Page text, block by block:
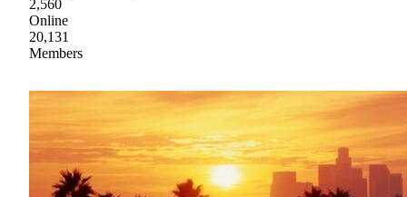
2,560
Online
20,131
Members